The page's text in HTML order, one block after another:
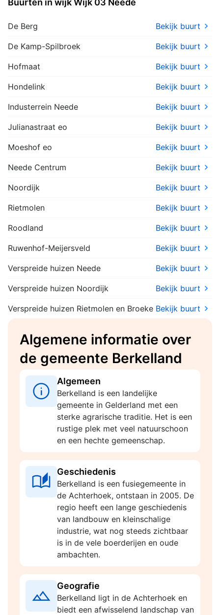
Buurten in wijk Wijk 03 Neede
De Berg Bekijk buurt
De Kamp-Spilbroek Bekijk buurt
Hofmaat Bekijk buurt
Hondelink Bekijk buurt
Industerrein Neede Bekijk buurt
Julianastraat eo Bekijk buurt
Moeshof eo Bekijk buurt
Neede Centrum Bekijk buurt
Noordijk Bekijk buurt
Rietmolen Bekijk buurt
Roodland Bekijk buurt
Ruwenhof-Meijersveld Bekijk buurt
Verspreide huizen Neede Bekijk buurt
Verspreide huizen Noordijk Bekijk buurt
Verspreide huizen Rietmolen en Broeke Bekijk buurt
Algemene informatie over
de gemeente Berkelland
Algemeen
Berkelland is een landelijke
gemeente in Gelderland met een
sterke agrarische traditie. Het is een
rustige plek met veel natuurschoon
en een hechte gemeenschap.
Geschiedenis
Berkelland is een fusiegemeente in
de Achterhoek, ontstaan in 2005. De
regio heeft een lange geschiedenis
van landbouw en kleinschalige
industrie, wat nog steeds zichtbaar
is in de vele boerderijen en oude
ambachten.
Geografie
Berkelland ligt in de Achterhoek en
biedt een afwisselend landschap van